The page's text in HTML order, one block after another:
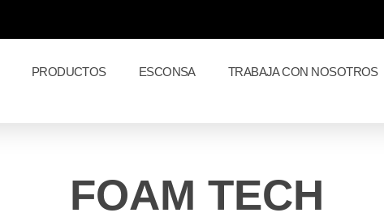
PRODUCTOS ESCONSA TRABAJA CON NOSOTROS
FOAM TECH